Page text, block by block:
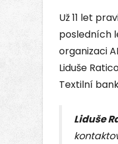
Už 11 let
posledních
organizaci
Liduše
Textilní
Liduše